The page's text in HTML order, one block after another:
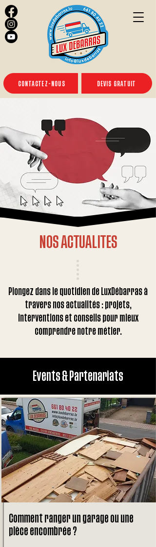
CONTACTEZ-NOUS DEVIS GRATUIT
NOS ACTUALITES
Plongez dans le quotidien de LuxDébarras à
travers nos actualités : projets,
interventions et conseils pour mieux
comprendre notre métier.
Events & Partenariats
Comment ranger un garage ou une
pièce encombrée ?